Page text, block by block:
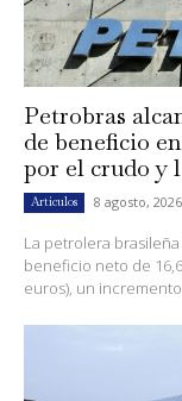
Petrobras
de beneficio
por el crudo y
Artículos 8 agosto, 2026
La petrolera
beneficio neto de
euros), un